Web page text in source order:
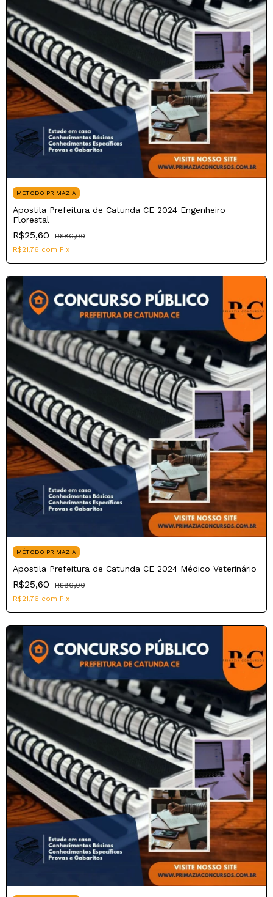
MÉTODO PRIMAZIA
Apostila Prefeitura de Catunda CE 2024 Engenheiro
Florestal
R$25,60
R$80,00
R$21,76 com Pix
MÉTODO PRIMAZIA
Apostila Prefeitura de Catunda CE 2024 Médico Veterinário
R$25,60
R$80,00
R$21,76 com Pix